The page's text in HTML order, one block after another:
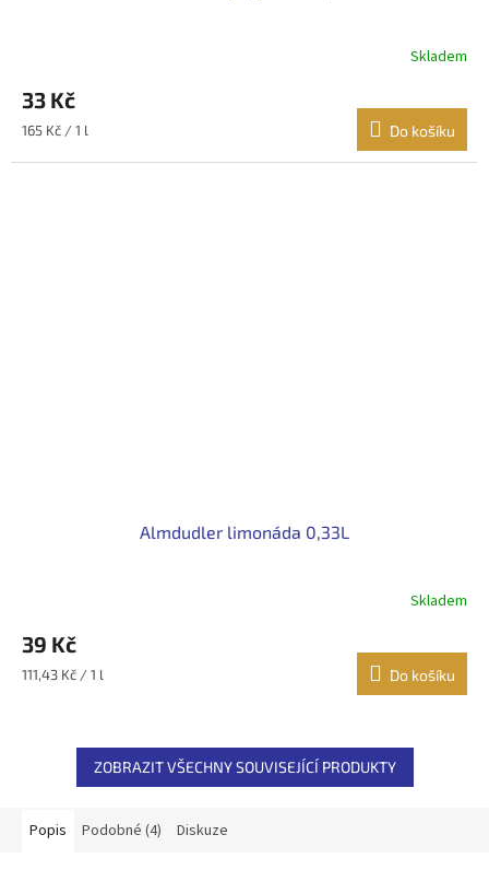
Skladem
33 Kč
Měrná
165 Kč / 1 l Do košíku
Almdudler limonáda 0,33L
Skladem
39 Kč
Měrná
111,43 Kč / 1 l Do košíku
ZOBRAZIT VŠECHNY SOUVISEJÍCÍ PRODUKTY
Popis Podobné (4) Diskuze